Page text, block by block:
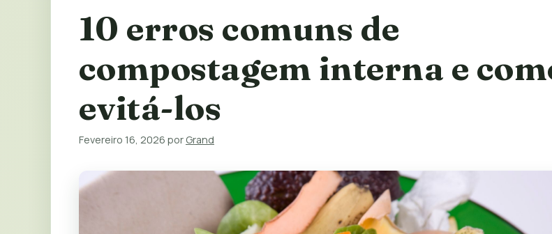
10 erros comuns de
compostagem interna e
evitá-los
Fevereiro 16, 2026 por Grand